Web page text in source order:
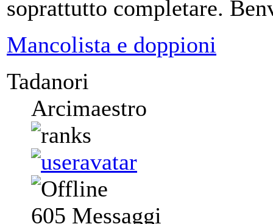
soprattutto completare.
Mancolista e doppioni
Tadanori
Arcimaestro
605 Messaggi